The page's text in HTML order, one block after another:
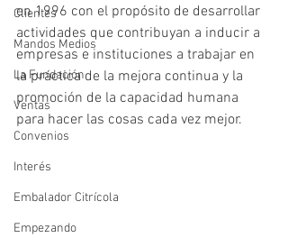
Clientes
Mandos Medios
La Fundación
Ventas
Convenios
Interés
Embalador Citrícola
Empezando
en 1996 con el propósito de desarrollar
actividades que contribuyan a inducir a
empresas e instituciones a trabajar en
la práctica de la mejora continua y la
promoción de la capacidad humana
para hacer las cosas cada vez mejor.